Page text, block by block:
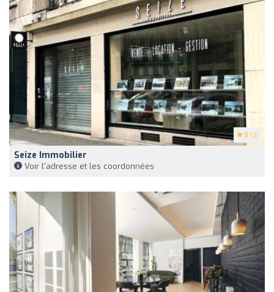
5 (3)
Seize Immobilier
Voir l'adresse et les coordonnées